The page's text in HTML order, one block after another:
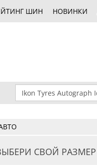
ШИН НОВИНКИ
СВОЙ РАЗМЕР